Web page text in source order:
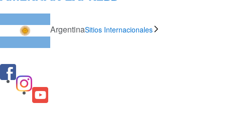
ArgentinaSitios Internacionales